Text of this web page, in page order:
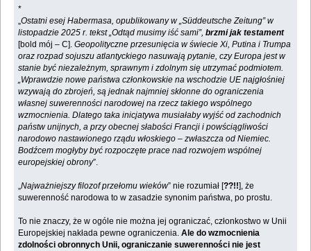
*
„Ostatni esej Habermasa, opublikowany w „Süddeutsche Zeitung” w
listopadzie 2025 r. tekst „Odtąd musimy iść sami”,brzmi jak testament
[bold mój – C]. Geopolityczne przesunięcia w świecie Xi, Putina i Trumpa
oraz rozpad sojuszu atlantyckiego nasuwają pytanie, czy Europa jest w
stanie być niezależnym, sprawnym i zdolnym się utrzymać podmiotem.
„Wprawdzie nowe państwa członkowskie na wschodzie UE najgłośniej
wzywają do zbrojeń, są jednak najmniej skłonne do ograniczenia
własnej suwerenności narodowej na rzecz takiego wspólnego
wzmocnienia. Dlatego taka inicjatywa musiałaby wyjść od zachodnich
państw unijnych, a przy obecnej słabości Francji i powściągliwości
narodowo nastawionego rządu włoskiego – zwłaszcza od Niemiec.
Bodźcem mogłyby być rozpoczęte prace nad rozwojem wspólnej
europejskiej obrony”.
„Najważniejszy filozof przełomu wieków” nie rozumiał [??!!], że
suwerenność narodowa to w zasadzie synonim państwa, po prostu.
To nie znaczy, że w ogóle nie można jej ograniczać, członkostwo w Unii
Europejskiej nakłada pewne ograniczenia.Ale do wzmocnienia
zdolności obronnych Unii, ograniczanie suwerenności nie jest